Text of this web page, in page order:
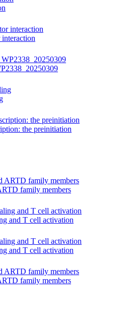
the preinitiation
family members
and T cell activation
and T cell activation
family members